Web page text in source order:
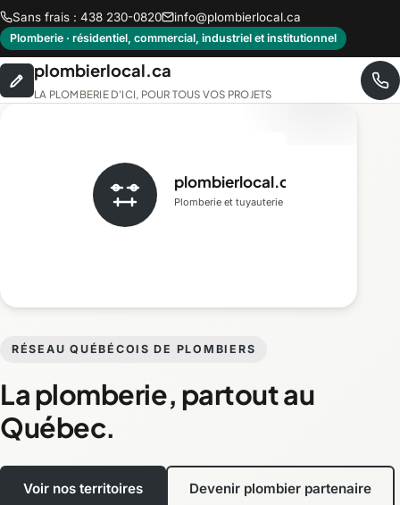
Sans frais : 438 230-0820 info@plombierlocal.ca
Plomberie · résidentiel, commercial, industriel et institutionnel
plombierlocal.ca
LA PLOMBERIE D'ICI, POUR TOUS VOS PROJETS
RÉSEAU QUÉBÉCOIS DE PLOMBIERS
La plomberie, partout au
Québec.
Voir nos territoires Devenir plombier partenaire
plombierlocal.ca
Plomberie et tuyauterie